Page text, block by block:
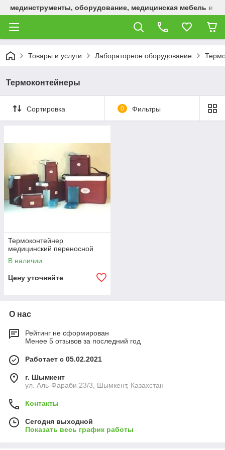
мединструменты, оборудование, медицинская мебель и
Товары и услуги Лабораторное оборудование
Термоконтейнеры
Сортировка 0 Фильтры
Термоконтейнер
медицинский переносной
В наличии
Цену уточняйте
О нас
Рейтинг не сформирован
Менее 5 отзывов за последний год
Работает с 05.02.2021
г. Шымкент
ул. Аль-Фараби 23/3, Шымкент, Казахстан
Контакты
Сегодня выходной
Показать весь график работы